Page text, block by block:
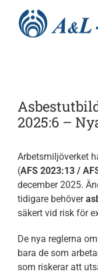
innehållet
Nyheter
Utbildningar
Tjänster
Om oss
2025:6 –
Arbetsmiljöverket
(AFS 2023:13 /
december 2025.
tidigare behöver
säkert vid risk för
De nya reglerna
bara de som
som riskerar att